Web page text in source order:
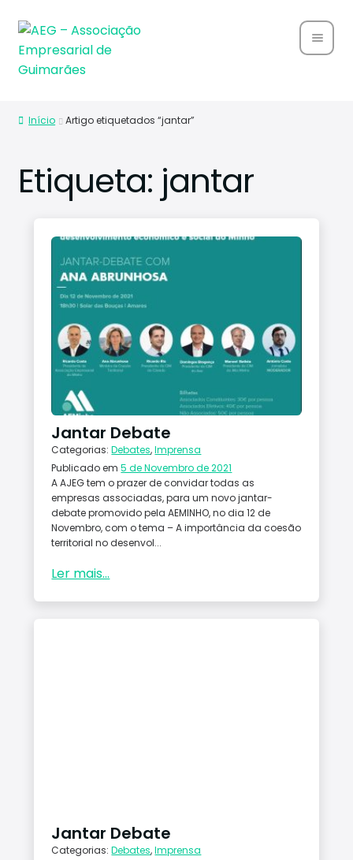
as
Início Artigo etiquetados “jantar”
Etiqueta: jantar
Jantar Debate
Categorias:Debates,Imprensa
Publicado em5 de Novembro de 2021
A AJEG tem o prazer de convidar todas as
empresas associadas, para um novo jantar-
debate promovido pela AEMINHO, no dia 12 de
Novembro, com o tema – A importância da coesão
territorial no desenvol...
Ler mais...
Jantar Debate
Categorias:Debates,Imprensa